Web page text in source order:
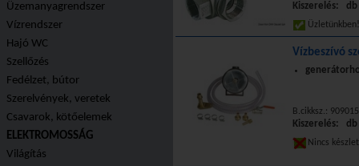
Üzemanyagrendszer
Vízrendszer
Hajó WC
Szellőzés
Fedélzet, bútor
Szerelvények, veretek
Csavarok, kötőelemek
ELEKTROMOSSÁG
Világítás
Kiszerelés: db
Vízbeszívó
B.cikksz.:
Kiszerelés: db
Nincs